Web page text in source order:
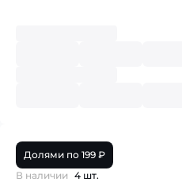
Долями по 199 ₽
В наличии 4 шт.